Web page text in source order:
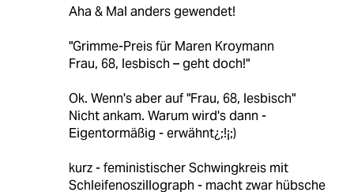
Aha & Mal anders gewendet!
"Grimme-Preis für Maren Kroymann
Frau, 68, lesbisch – geht doch!"
Ok. Wenn's aber auf "Frau, 68, lesbisch"
Nicht ankam. Warum wird's dann -
Eigentormäßig - erwähnt¿;!¡;)
kurz - feministischer Schwingkreis mit
Schleifenoszillograph - macht zwar hübsche